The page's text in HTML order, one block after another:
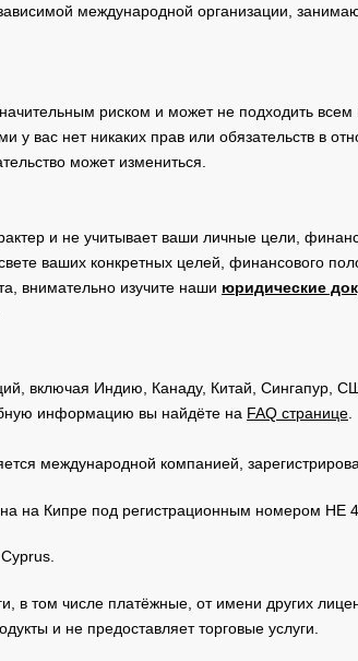
международной организации,
риском и может не подходить
у вас нет никаких прав или обязательств в
может измениться.
и не учитывает ваши личные цели,
ваших конкретных целей, финансового
внимательно изучите наши юридические
включая Индию, Канаду, Китай, Сингапур,
информацию вы найдёте на FAQ странице
международной компанией,
на Кипре под регистрационным номером HE
в том числе платёжные, от имени других
и не предоставляет торговые услуги.